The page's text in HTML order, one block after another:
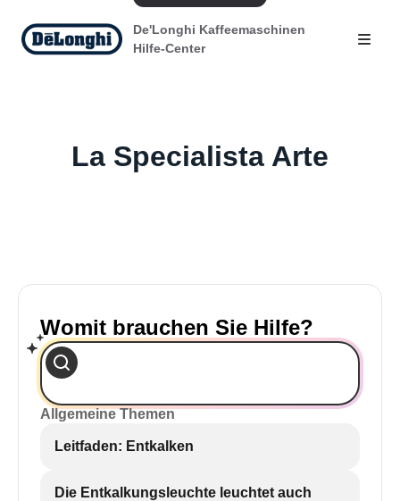
De'Longhi Kaffeemaschinen
Hilfe-Center
La Specialista Arte
Womit brauchen Sie Hilfe?
Allgemeine Themen
Leitfaden: Entkalken
Die Entkalkungsleuchte leuchtet auch